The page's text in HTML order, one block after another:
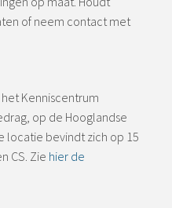
of neem contact met
Kenniscentrum
op de Hooglandse
locatie bevindt zich op 15
CS. Zie hier de